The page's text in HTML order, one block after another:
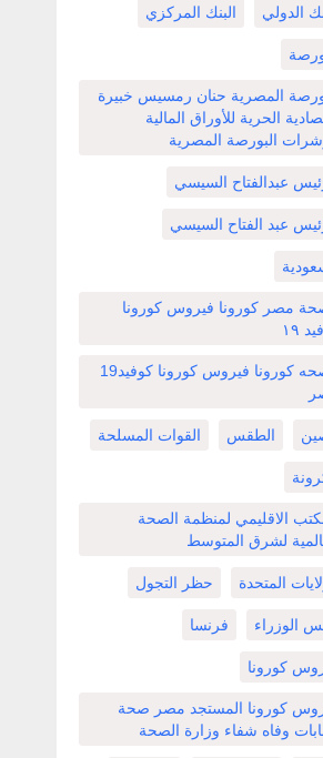
الدولي البنك المركزي
المصرية حنان رمسيس خبيرة
الحرية للأوراق المالية
البورصة المصرية
عبدالفتاح السيسي
عبد الفتاح السيسي
مصر كورونا فيروس كورونا
١٩
الصحه كورونا فيروس كورونا كوفيد19
الطقس القوات المسلحة
الاقليمي لمنظمة الصحة
لشرق المتوسط
المتحدة حظر التجول
الوزراء فرنسا
كورونا
كورونا المستجد مصر صحة
وفاه شفاء وزارة الصحة